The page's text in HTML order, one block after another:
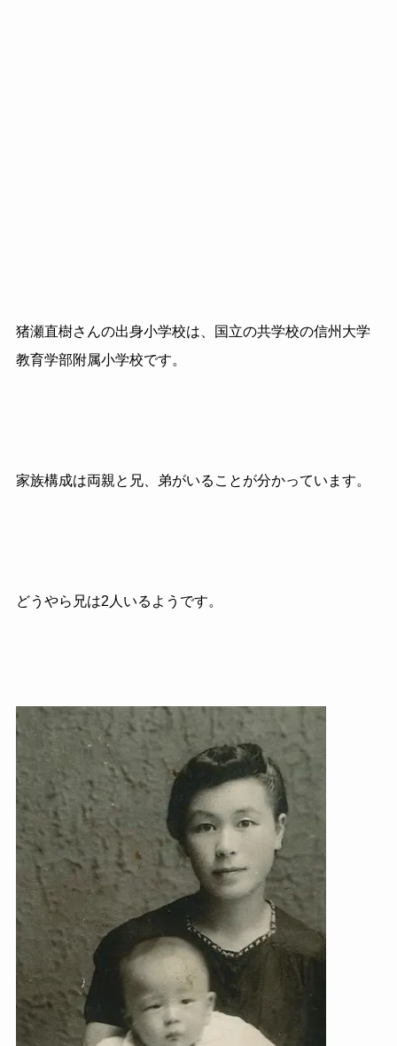
猪瀬直樹さんの出身小学校は、国立の共学校の信州大学
教育学部附属小学校です。
家族構成は両親と兄、弟がいることが分かっています。
どうやら兄は2人いるようです。